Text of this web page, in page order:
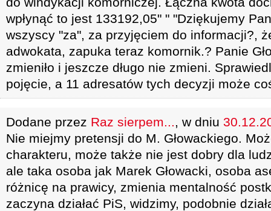
wpłynąć to jest 133192,05" " "Dziękujemy
wszyscy "za", za przyjęciem do informacji?,
adwokata, zapuka teraz komornik.? Panie
zmieniło i jeszcze długo nie zmieni.
pojęcie, a 11 adresatów tych decyzji może
Dodane przez Raz sierpem..., w dniu
Nie miejmy pretensji do M. Głowackiego.
charakteru, może także nie jest dobry dla
ale taka osoba jak Marek Głowacki, osoba
różnicę na prawicy, zmienia mentalność
zaczyna działać PiS, widzimy, podobnie